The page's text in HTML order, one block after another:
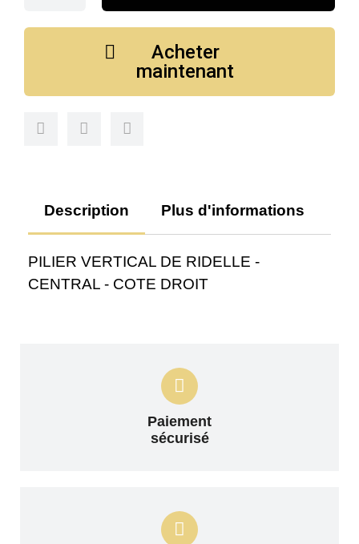
Acheter
maintenant
Description Plus d'informations
PILIER VERTICAL DE RIDELLE -
CENTRAL - COTE DROIT
Paiement
sécurisé